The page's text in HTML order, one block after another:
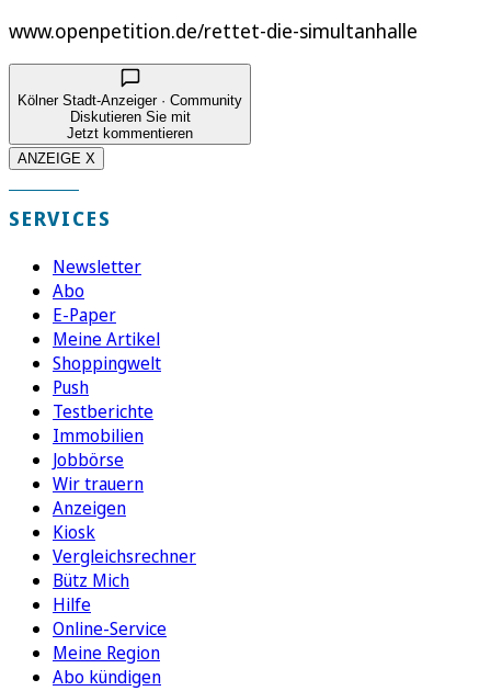
www.openpetition.de/rettet-die-simultanhalle
Kölner Stadt-Anzeiger · Community
Diskutieren Sie mit
Jetzt kommentieren
ANZEIGE X
SERVICES
Newsletter
Abo
E-Paper
Meine Artikel
Shoppingwelt
Push
Testberichte
Immobilien
Jobbörse
Wir trauern
Anzeigen
Kiosk
Vergleichsrechner
Bütz Mich
Hilfe
Online-Service
Meine Region
Abo kündigen